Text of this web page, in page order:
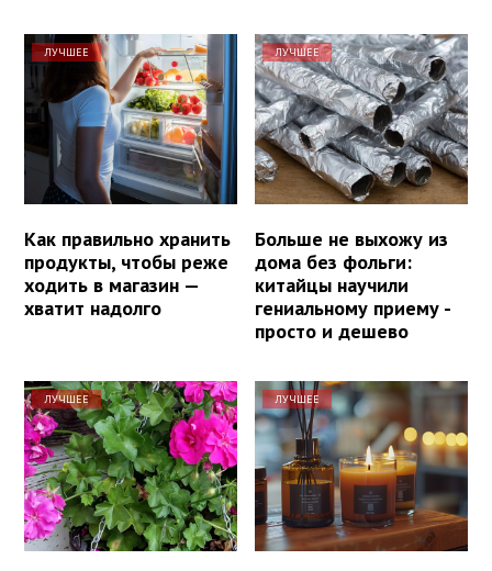
ЛУЧШЕЕ
Как правильно хранить
продукты, чтобы реже
ходить в магазин —
хватит надолго
ЛУЧШЕЕ
Больше не выхожу из
дома без фольги:
китайцы научили
гениальному приему -
просто и дешево
ЛУЧШЕЕ ЛУЧШЕЕ